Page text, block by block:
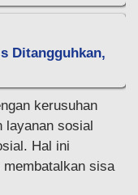
Ditangguhkan,
kerusuhan
layanan sosial
Hal ini
sisa